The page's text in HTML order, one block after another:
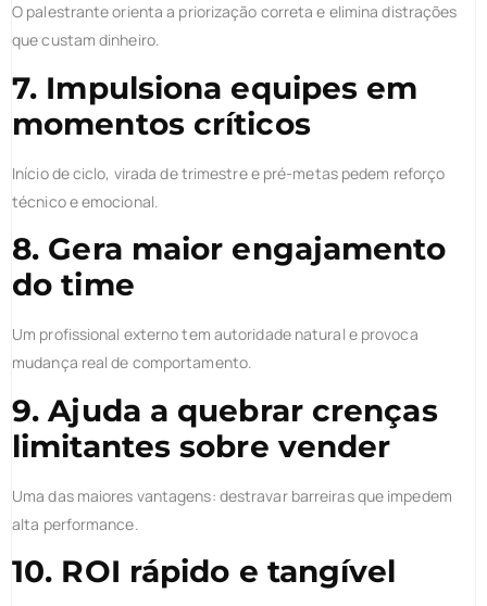
O palestrante orienta a priorização correta e elimina distrações
que custam dinheiro.
7. Impulsiona equipes em
momentos críticos
Início de ciclo, virada de trimestre e pré-metas pedem reforço
técnico e emocional.
8. Gera maior engajamento
do time
Um profissional externo tem autoridade natural e provoca
mudança real de comportamento.
9. Ajuda a quebrar crenças
limitantes sobre vender
Uma das maiores vantagens: destravar barreiras que impedem
alta performance.
10. ROI rápido e tangível